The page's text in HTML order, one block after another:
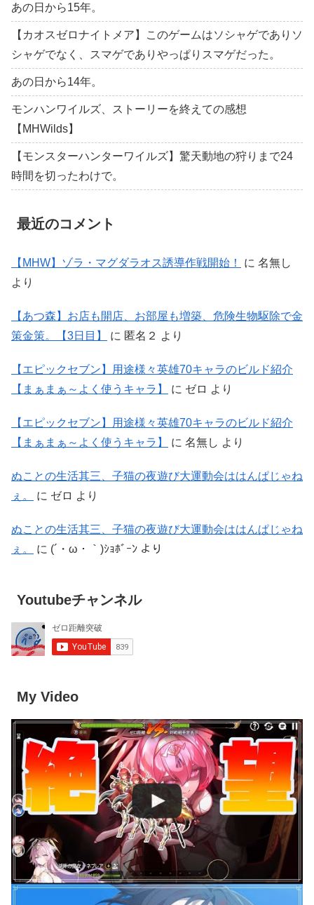
あの日から15年。
【カオスゼロナイトメア】このゲームはソシャゲでありソ
シャゲでなく、スマゲでありやっぱりスマゲだった。
あの日から14年。
モンハンワイルズ、ストーリーを終えての感想
【MHWilds】
【モンスターハンターワイルズ】驚天動地の狩りまで24
時間を切ったわけで。
最近のコメント
【MHW】ゾラ・マグダラオス誘導作戦開始！ に 名無し
より
【あつ森】お店も開店、お部屋も増築、危険生物駆除で金
策金策。【3日目】
に 匿名２ より
【エピックセブン】用途様々英雄70キャラのビルド紹介
【まぁまぁ～よく使うキャラ】
に ゼロ より
【エピックセブン】用途様々英雄70キャラのビルド紹介
【まぁまぁ～よく使うキャラ】
に 名無し より
ぬことの生活其三、子猫の夜遊び大運動会ははんぱじゃね
ぇ。
に ゼロ より
ぬことの生活其三、子猫の夜遊び大運動会ははんぱじゃね
ぇ。
に (´・ω・｀)ｼｮﾎﾞｰﾝ より
Youtubeチャンネル
My Video